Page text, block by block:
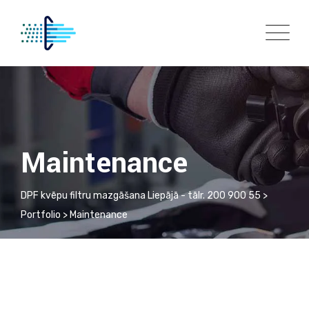
content
Maintenance
DPF kvēpu filtru mazgāšana Liepājā - tālr. 200 900 55 >
Portfolio > Maintenance